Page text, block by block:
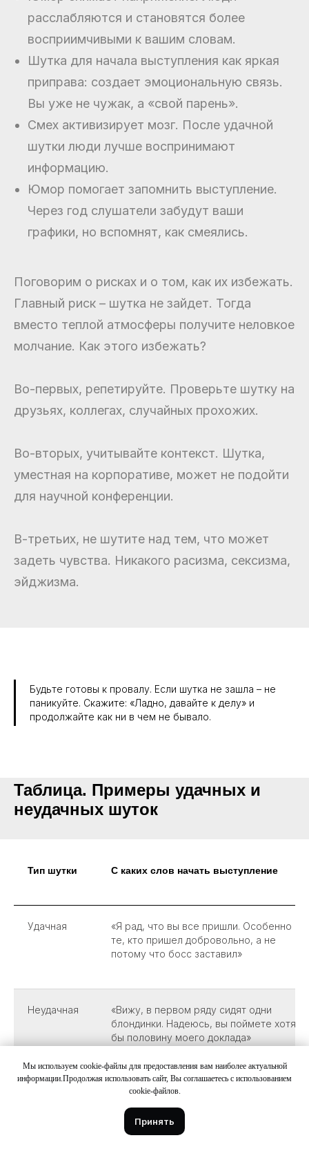
Мы используем cookie-файлы для предоставления вам наиболее актуальной
информации.Продолжая использовать сайт, Вы соглашаетесь с использованием
cookie-файлов.
Принять
расслабляются и становятся более
восприимчивыми к вашим словам.
Шутка для начала выступления как яркая
приправа: создает эмоциональную связь.
Вы уже не чужак, а «свой парень».
Смех активизирует мозг. После удачной
шутки люди лучше воспринимают
информацию.
Юмор помогает запомнить выступление.
Через год слушатели забудут ваши
графики, но вспомнят, как смеялись.
Поговорим о рисках и о том, как их избежать.
Главный риск – шутка не зайдет. Тогда
вместо теплой атмосферы получите неловкое
молчание. Как этого избежать?
Во-первых, репетируйте. Проверьте шутку на
друзьях, коллегах, случайных прохожих.
Во-вторых, учитывайте контекст. Шутка,
уместная на корпоративе, может не подойти
для научной конференции.
В-третьих, не шутите над тем, что может
задеть чувства. Никакого расизма, сексизма,
эйджизма.
Будьте готовы к провалу. Если шутка не зашла – не
паникуйте. Скажите: «Ладно, давайте к делу» и
продолжайте как ни в чем не бывало.
Таблица. Примеры удачных и
неудачных шуток
Тип шутки С каких слов начать выступление
Удачная
«Я рад, что вы все пришли. Особенно
те, кто пришел добровольно, а не
потому что босс заставил»
Неудачная
«Вижу, в первом ряду сидят одни
блондинки. Надеюсь, вы поймете хотя
бы половину моего доклада»
Удачная
«Я эксперт по тайм-менеджменту.
Именно поэтому опоздал на
собственное выступление»